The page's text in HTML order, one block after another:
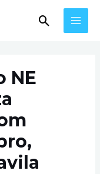
Search
NE